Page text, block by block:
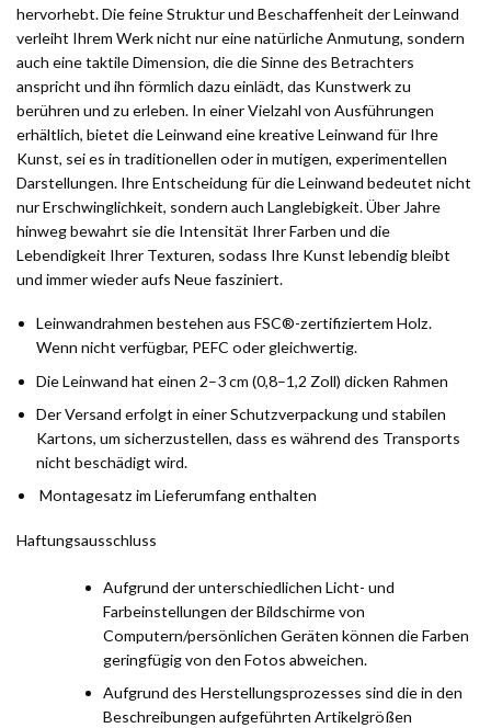
hervorhebt. Die feine Struktur und Beschaffenheit der Leinwand
verleiht Ihrem Werk nicht nur eine natürliche Anmutung, sondern
auch eine taktile Dimension, die die Sinne des Betrachters
anspricht und ihn förmlich dazu einlädt, das Kunstwerk zu
berühren und zu erleben. In einer Vielzahl von Ausführungen
erhältlich, bietet die Leinwand eine kreative Leinwand für Ihre
Kunst, sei es in traditionellen oder in mutigen, experimentellen
Darstellungen. Ihre Entscheidung für die Leinwand bedeutet nicht
nur Erschwinglichkeit, sondern auch Langlebigkeit. Über Jahre
hinweg bewahrt sie die Intensität Ihrer Farben und die
Lebendigkeit Ihrer Texturen, sodass Ihre Kunst lebendig bleibt
und immer wieder aufs Neue fasziniert.
Leinwandrahmen bestehen aus FSC®-zertifiziertem Holz.
Wenn nicht verfügbar, PEFC oder gleichwertig.
Die Leinwand hat einen 2–3 cm (0,8–1,2 Zoll) dicken Rahmen
Der Versand erfolgt in einer Schutzverpackung und stabilen
Kartons, um sicherzustellen, dass es während des Transports
nicht beschädigt wird.
Montagesatz im Lieferumfang enthalten
Haftungsausschluss
Aufgrund der unterschiedlichen Licht- und
Farbeinstellungen der Bildschirme von
Computern/persönlichen Geräten können die Farben
geringfügig von den Fotos abweichen.
Aufgrund des Herstellungsprozesses sind die in den
Beschreibungen aufgeführten Artikelgrößen